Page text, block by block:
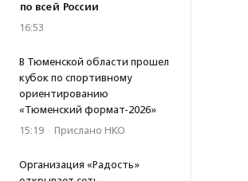
по всей России
16:53
В Тюменской области прошел
кубок по спортивному
ориентированию
«Тюменский формат-2026»
15:19 · Прислано НКО
Организация «Радость»